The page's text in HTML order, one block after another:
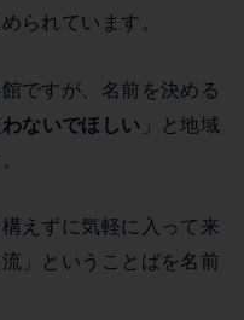
られています。
ですが、名前を決める
ないでほしい 」と地域
えずに気軽に入って来
」ということばを名前